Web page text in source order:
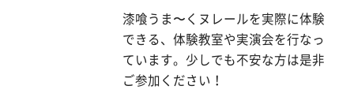
漆喰うま〜くヌレールを実際に体験
できる、体験教室や実演会を行なっ
ています。少しでも不安な方は是非
ご参加ください！